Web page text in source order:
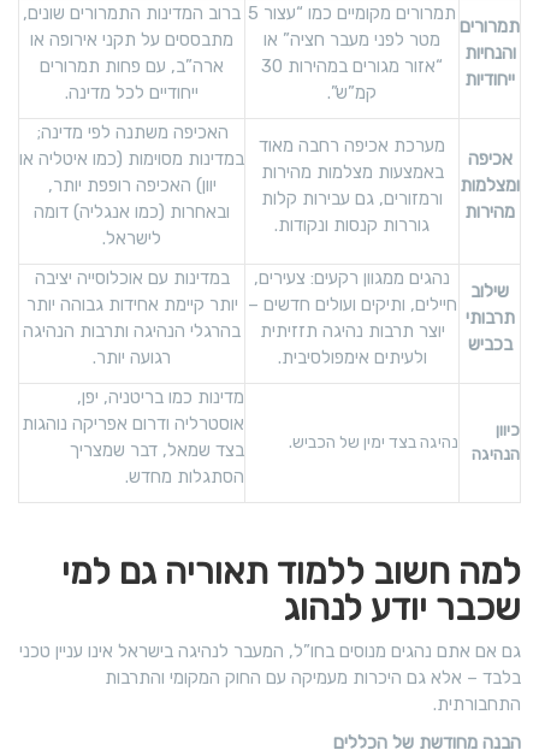
תמרורים
והנחיות
ייחודיות
תמרורים מקומיים כמו “עצור 5
מטר לפני מעבר חציה” או
“אזור מגורים במהירות 30
קמ”ש”.
ברוב המדינות התמרורים שונים,
מתבססים על תקני אירופה או
ארה”ב, עם פחות תמרורים
ייחודיים לכל מדינה.
אכיפה
ומצלמות
מהירות
מערכת אכיפה רחבה מאוד
באמצעות מצלמות מהירות
ורמזורים, גם עבירות קלות
גוררות קנסות ונקודות.
האכיפה משתנה לפי מדינה;
במדינות מסוימות (כמו איטליה או
יוון) האכיפה רופפת יותר,
ובאחרות (כמו אנגליה) דומה
לישראל.
שילוב
תרבותי
בכביש
נהגים ממגוון רקעים: צעירים,
חיילים, ותיקים ועולים חדשים –
יוצר תרבות נהיגה תזזיתית
ולעיתים אימפולסיבית.
במדינות עם אוכלוסייה יציבה
יותר קיימת אחידות גבוהה יותר
בהרגלי הנהיגה ותרבות הנהיגה
רגועה יותר.
כיוון
הנהיגה
נהיגה בצד ימין של הכביש.
מדינות כמו בריטניה, יפן,
אוסטרליה ודרום אפריקה נוהגות
בצד שמאל, דבר שמצריך
הסתגלות מחדש.
למה חשוב ללמוד תאוריה גם למי
שכבר יודע לנהוג
גם אם אתם נהגים מנוסים בחו”ל, המעבר לנהיגה בישראל אינו עניין טכני
בלבד – אלא גם היכרות מעמיקה עם החוק המקומי והתרבות
התחבורתית.
הבנה מחודשת של הכללים